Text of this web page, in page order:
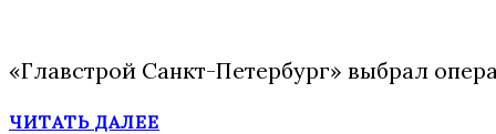
«Главстрой Санкт-Петербург» выбрал
ЧИТАТЬ ДАЛЕЕ